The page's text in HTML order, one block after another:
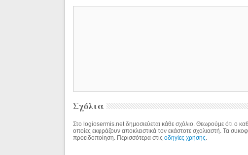
Σχόλια
Στο logiosermis.net δημοσιεύεται κάθε σχόλιο. Θεωρούμε ότι ο
οποίες εκφράζουν αποκλειστικά τον εκάστοτε σχολιαστή. Τα
προειδοποίηση. Περισσότερα στιςοδηγίες χρήσης